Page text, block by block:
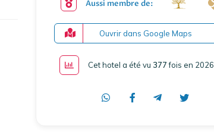
Aussi membre de:
Ouvrir dans Google Maps
Cet hotel a été vu 377fois en 2026